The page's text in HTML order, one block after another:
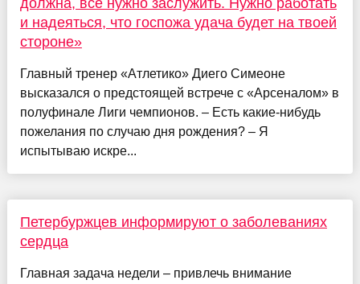
и надеяться, что госпожа удача будет на твоей
стороне»
Главный тренер «Атлетико» Диего Симеоне
высказался о предстоящей встрече с «Арсеналом» в
полуфинале Лиги чемпионов. – Есть какие-нибудь
пожелания по случаю дня рождения? – Я
испытываю искре...
Петербуржцев информируют о заболеваниях
сердца
Главная задача недели – привлечь внимание